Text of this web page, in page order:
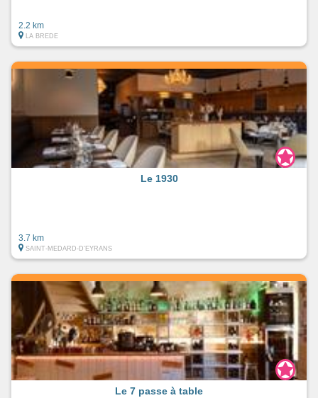
2.2 km
LA BREDE
Le 1930
3.7 km
SAINT-MEDARD-D'EYRANS
Le 7 passe à table